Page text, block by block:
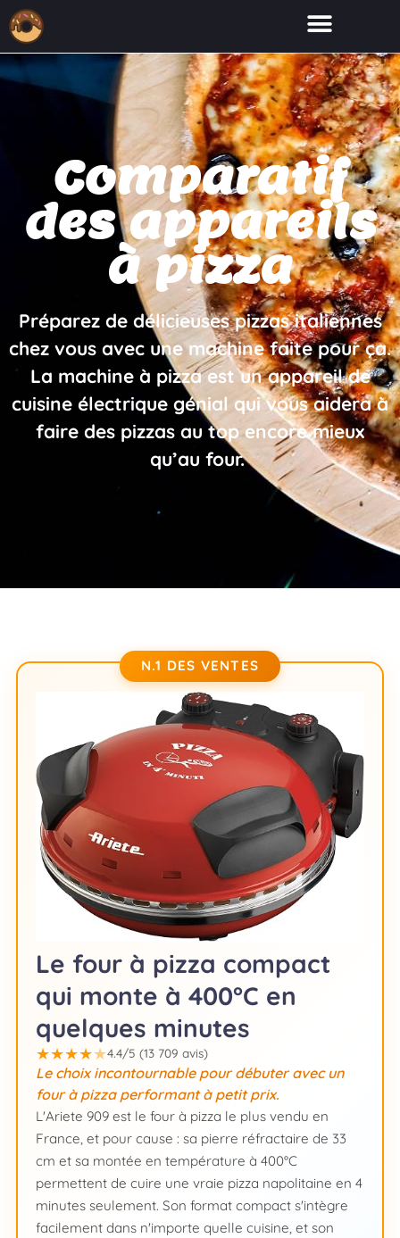
Comparatif
des appareils
à pizza
Préparez de délicieuses pizzas italiennes
chez vous avec une machine faite pour ça.
La machine à pizza est un appareil de
cuisine électrique génial qui vous aidera à
faire des pizzas au top encore mieux
qu’au four.
N.1 DES VENTES
Le four à pizza compact
qui monte à 400°C en
quelques minutes
★★★★★4.4/5 (13 709 avis)
Le choix incontournable pour débuter avec un
four à pizza performant à petit prix.
L'Ariete 909 est le four à pizza le plus vendu en
France, et pour cause : sa pierre réfractaire de 33
cm et sa montée en température à 400°C
permettent de cuire une vraie pizza napolitaine en 4
minutes seulement. Son format compact s'intègre
facilement dans n'importe quelle cuisine, et son